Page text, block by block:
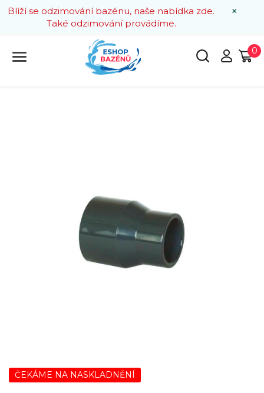
×
Blíží se odzimování bazénu, naše nabídka zde.
Také odzimování provádíme.
0
ČEKÁME NA NASKLADNĚNÍ